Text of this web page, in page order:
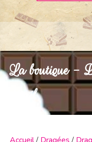
La boutique -
détail